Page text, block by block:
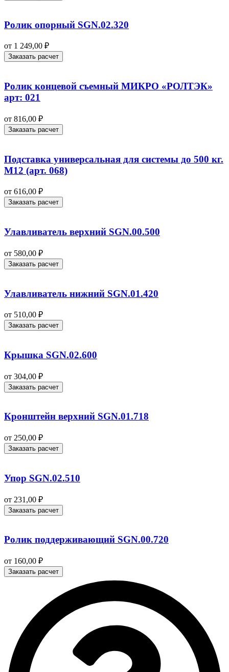
Ролик опорный SGN.02.320
от 1 249,00 ₽
Заказать расчет
Ролик концевой съемный МИКРО «РОЛТЭК»
арт: 021
от 816,00 ₽
Заказать расчет
Подставка универсальная для системы до 500 кг.
М12 (арт. 068)
от 616,00 ₽
Заказать расчет
Улавливатель верхний SGN.00.500
от 580,00 ₽
Заказать расчет
Улавливатель нижний SGN.01.420
от 510,00 ₽
Заказать расчет
Крышка SGN.02.600
от 304,00 ₽
Заказать расчет
Кронштейн верхний SGN.01.718
от 250,00 ₽
Заказать расчет
Упор SGN.02.510
от 231,00 ₽
Заказать расчет
Ролик поддерживающий SGN.00.720
от 160,00 ₽
Заказать расчет